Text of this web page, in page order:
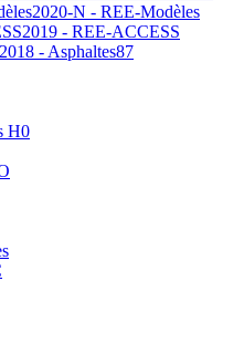
2020-N - REE-Modèles
2019 - REE-ACCESS
2018 - Asphaltes87
H0